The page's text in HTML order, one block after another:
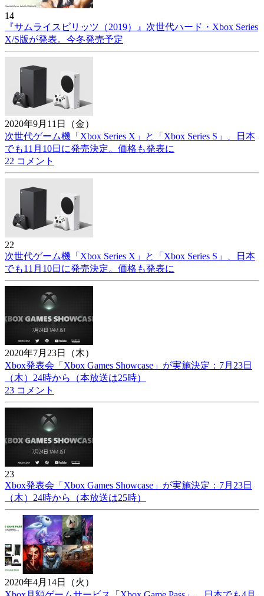
14
『サムライスピリッツ（2019）』次世代ハード・Xbox Series
X/S版が発表。今冬発売予定
2020年9月11日（金）
次世代ゲーム機「Xbox Series X」と「Xbox Series S」、日本
でも11月10日に発売決定。価格も発表に
22 コメント
22
次世代ゲーム機「Xbox Series X」と「Xbox Series S」、日本
でも11月10日に発売決定。価格も発表に
2020年7月23日（木）
Xbox発表会「Xbox Games Showcase」が実施決定：7月23日
（木）24時から（本放送は25時）
23 コメント
23
Xbox発表会「Xbox Games Showcase」が実施決定：7月23日
（木）24時から（本放送は25時）
2020年4月14日（火）